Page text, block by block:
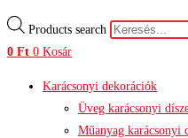
Products search
0 Ft 0 Kosár
Karácsonyi dekorációk
Üveg karácsonyi
Műanyag karácsonyi